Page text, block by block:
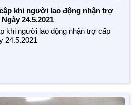
nhân
khi người lao động nhận trợ
24.5.2021
khi người lao động nhận trợ cấp
24.5.2021